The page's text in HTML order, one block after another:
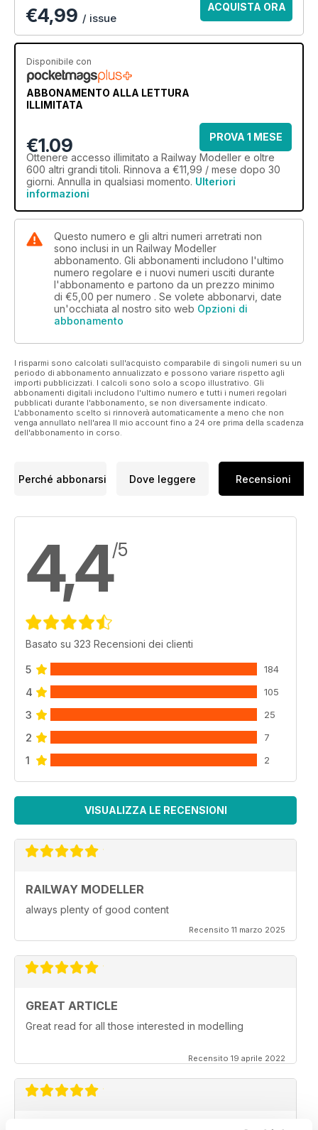
€4,99 / issue
ACQUISTA ORA
Disponibile con
ABBONAMENTO ALLA LETTURA
ILLIMITATA
€1.09
PROVA 1 MESE
Ottenere accesso illimitato a Railway Modeller e oltre
600 altri grandi titoli. Rinnova a €11,99 / mese dopo 30
giorni. Annulla in qualsiasi momento. Ulteriori
informazioni
Questo numero e gli altri numeri arretrati non
sono inclusi in un Railway Modeller
abbonamento. Gli abbonamenti includono l'ultimo
numero regolare e i nuovi numeri usciti durante
l'abbonamento e partono da un prezzo minimo
di €5,00 per numero . Se volete abbonarvi, date
un'occhiata al nostro sito web Opzioni di
abbonamento
I risparmi sono calcolati sull'acquisto comparabile di singoli numeri su un
periodo di abbonamento annualizzato e possono variare rispetto agli
importi pubblicizzati. I calcoli sono solo a scopo illustrativo. Gli
abbonamenti digitali includono l'ultimo numero e tutti i numeri regolari
pubblicati durante l'abbonamento, se non diversamente indicato.
L'abbonamento scelto si rinnoverà automaticamente a meno che non
venga annullato nell'area Il mio account fino a 24 ore prima della scadenza
dell'abbonamento in corso.
Perché abbonarsi Dove leggere Recensioni
4,4/5
Basato su 323 Recensioni dei clienti
5 184
4 105
3 25
2 7
1 2
VISUALIZZA LE RECENSIONI
RAILWAY MODELLER
always plenty of good content
Recensito 11 marzo 2025
GREAT ARTICLE
Great read for all those interested in modelling
Recensito 19 aprile 2022